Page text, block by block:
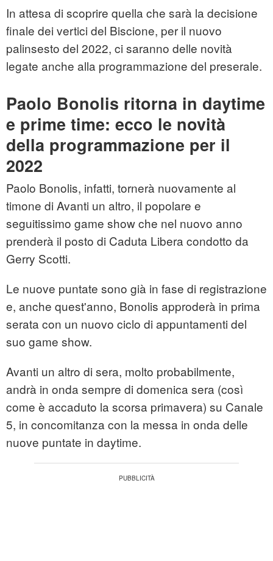
In attesa di scoprire quella che sarà la decisione
finale dei vertici del Biscione, per il nuovo
palinsesto del 2022, ci saranno delle novità
legate anche alla programmazione del preserale.
Paolo Bonolis ritorna in daytime
e prime time: ecco le novità
della programmazione per il
2022
Paolo Bonolis, infatti, tornerà nuovamente al
timone di Avanti un altro, il popolare e
seguitissimo game show che nel nuovo anno
prenderà il posto di Caduta Libera condotto da
Gerry Scotti.
Le nuove puntate sono già in fase di registrazione
e, anche quest'anno, Bonolis approderà in prima
serata con un nuovo ciclo di appuntamenti del
suo game show.
Avanti un altro di sera, molto probabilmente,
andrà in onda sempre di domenica sera (così
come è accaduto la scorsa primavera) su Canale
5, in concomitanza con la messa in onda delle
nuove puntate in daytime.